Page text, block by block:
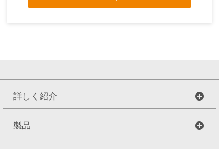
詳しく紹介
製品